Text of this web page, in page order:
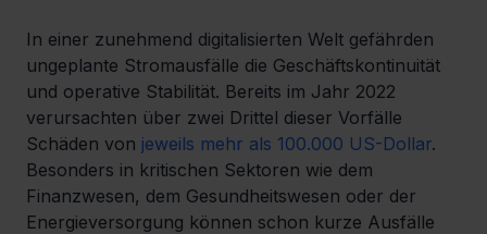
In einer zunehmend digitalisierten Welt gefährden
ungeplante Stromausfälle die Geschäftskontinuität
und operative Stabilität. Bereits im Jahr 2022
verursachten über zwei Drittel dieser Vorfälle
Schäden von jeweils mehr als 100.000 US-Dollar.
Besonders in kritischen Sektoren wie dem
Finanzwesen, dem Gesundheitswesen oder der
Energieversorgung können schon kurze Ausfälle